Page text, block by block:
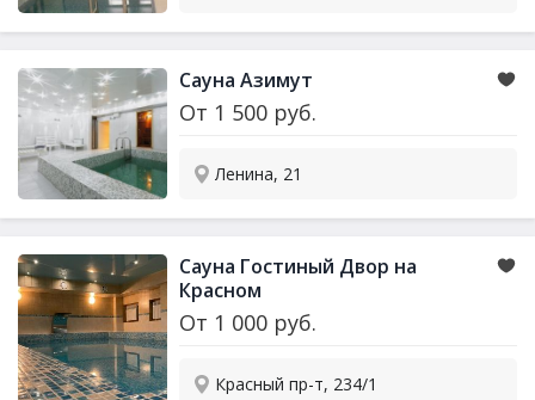
Сауна Азимут
От 1 500 руб.
Ленина, 21
Сауна Гостиный Двор на
Красном
От 1 000 руб.
Красный пр-т, 234/1